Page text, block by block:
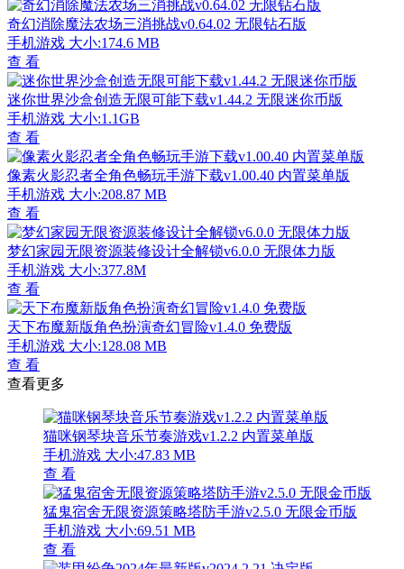
奇幻消除魔法农场三消挑战v0.64.02 无限钻石版
手机游戏 大小:174.6 MB
查 看
迷你世界沙盒创造无限可能下载v1.44.2 无限迷你币版
手机游戏 大小:1.1GB
查 看
像素火影忍者全角色畅玩手游下载v1.00.40 内置菜单版
手机游戏 大小:208.87 MB
查 看
梦幻家园无限资源装修设计全解锁v6.0.0 无限体力版
手机游戏 大小:377.8M
查 看
天下布魔新版角色扮演奇幻冒险v1.4.0 免费版
手机游戏 大小:128.08 MB
查 看
查看更多
猫咪钢琴块音乐节奏游戏v1.2.2 内置菜单版
手机游戏 大小:47.83 MB
查 看
猛鬼宿舍无限资源策略塔防手游v2.5.0 无限金币版
手机游戏 大小:69.51 MB
查 看